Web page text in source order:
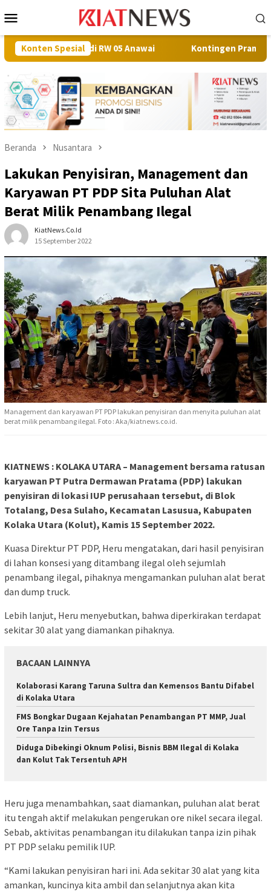
ke
Mobile
Konten Spesial
di RW 05 Anawai Kontingen Pramuka Muna
Beranda Nusantara
Lakukan Penyisiran, Management dan
Karyawan PT PDP Sita Puluhan Alat
Berat Milik Penambang Ilegal
KiatNews.co.id
15 September 2022
Management dan karyawan PT PDP lakukan penyisiran dan menyita puluhan alat
berat milik penambang ilegal. Foto : Aka/kiatnews.co.id.
KIATNEWS : KOLAKA UTARA – Management bersama ratusan
karyawan PT Putra Dermawan Pratama (PDP) lakukan
penyisiran di lokasi IUP perusahaan tersebut, di Blok
Totalang, Desa Sulaho, Kecamatan Lasusua, Kabupaten
Kolaka Utara (Kolut), Kamis 15 September 2022.
Kuasa Direktur PT PDP, Heru mengatakan, dari hasil penyisiran
di lahan konsesi yang ditambang ilegal oleh sejumlah
penambang ilegal, pihaknya mengamankan puluhan alat berat
dan dump truck.
Lebih lanjut, Heru menyebutkan, bahwa diperkirakan terdapat
sekitar 30 alat yang diamankan pihaknya.
BACAAN LAINNYA
Kolaborasi Karang Taruna Sultra dan Kemensos Bantu Difabel
di Kolaka Utara
FMS Bongkar Dugaan Kejahatan Penambangan PT MMP, Jual
Ore Tanpa Izin Tersus
Diduga Dibekingi Oknum Polisi, Bisnis BBM Ilegal di Kolaka
dan Kolut Tak Tersentuh APH
Heru juga menambahkan, saat diamankan, puluhan alat berat
itu tengah aktif melakukan pengerukan ore nikel secara ilegal.
Sebab, aktivitas penambangan itu dilakukan tanpa izin pihak
PT PDP selaku pemilik IUP.
“Kami lakukan penyisiran hari ini. Ada sekitar 30 alat yang kita
amankan, kuncinya kita ambil dan selanjutnya akan kita